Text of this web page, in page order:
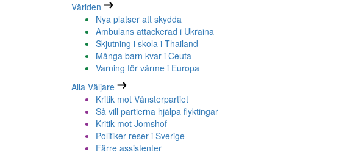
Världen
Nya platser att skydda
Ambulans attackerad i Ukraina
Skjutning i skola i Thailand
Många barn kvar i Ceuta
Varning för värme i Europa
Alla Väljare
Kritik mot Vänsterpartiet
Så vill partierna hjälpa flyktingar
Kritik mot Jomshof
Politiker reser i Sverige
Färre assistenter